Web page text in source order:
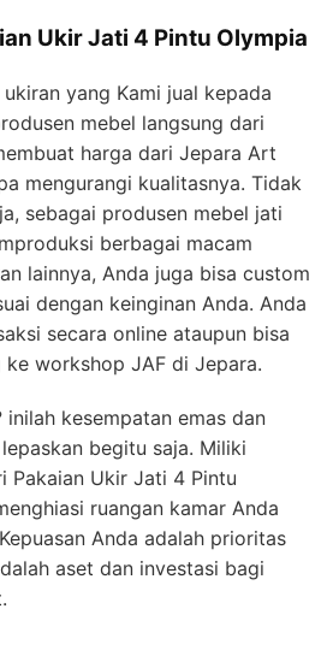
Ukir Jati 4 Pintu Olympia
yang Kami jual kepada
mebel langsung dari
harga dari Jepara Art
mengurangi kualitasnya. Tidak
sebagai produsen mebel jati
berbagai macam
lainnya, Anda juga bisa custom
dengan keinginan Anda. Anda
secara online ataupun bisa
ke workshop JAF di Jepara.
kesempatan emas dan
begitu saja. Miliki
Pakaian Ukir Jati 4 Pintu
ruangan kamar Anda
Anda adalah prioritas
aset dan investasi bagi